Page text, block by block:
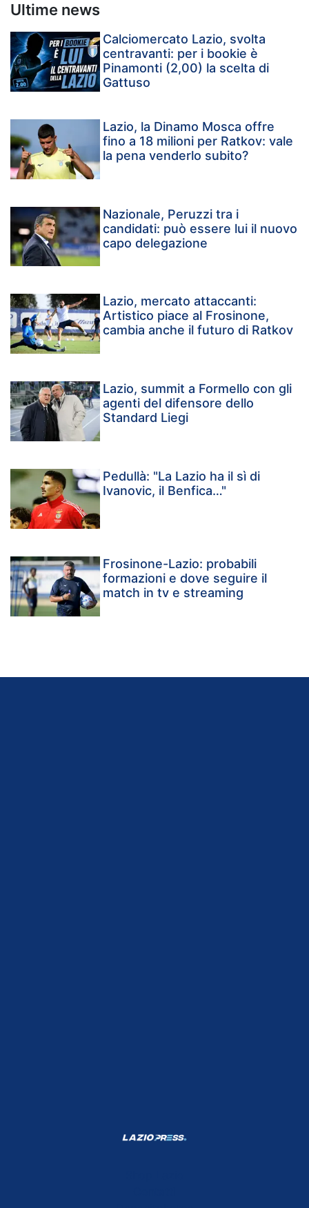
Ultime news
Calciomercato Lazio, svolta
centravanti: per i bookie è
Pinamonti (2,00) la scelta di
Gattuso
Lazio, la Dinamo Mosca offre
fino a 18 milioni per Ratkov: vale
la pena venderlo subito?
Nazionale, Peruzzi tra i
candidati: può essere lui il nuovo
capo delegazione
Lazio, mercato attaccanti:
Artistico piace al Frosinone,
cambia anche il futuro di Ratkov
Lazio, summit a Formello con gli
agenti del difensore dello
Standard Liegi
Pedullà: "La Lazio ha il sì di
Ivanovic, il Benfica…"
Frosinone-Lazio: probabili
formazioni e dove seguire il
match in tv e streaming